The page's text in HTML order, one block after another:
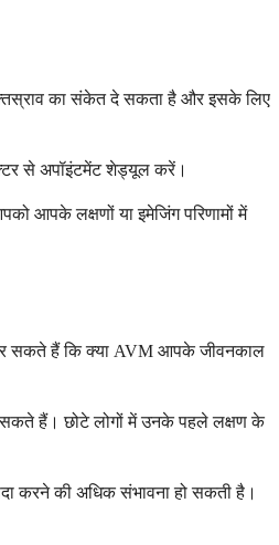
का संकेत दे सकता है और इसके लिए
से अपॉइंटमेंट शेड्यूल करें।
आपके लक्षणों या इमेजिंग परिणामों में
कर सकते हैं कि क्या AVM आपके जीवनकाल
सकते हैं। छोटे लोगों में उनके पहले लक्षण के
करने की अधिक संभावना हो सकती है।